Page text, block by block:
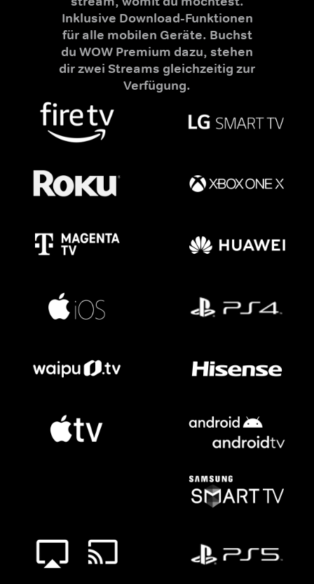
Inklusive Download-Funktionen
für alle mobilen Geräte. Buchst
du WOW Premium dazu, stehen
dir zwei Streams gleichzeitig zur
Verfügung.